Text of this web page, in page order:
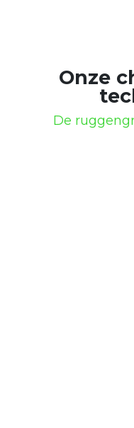
Onze
De